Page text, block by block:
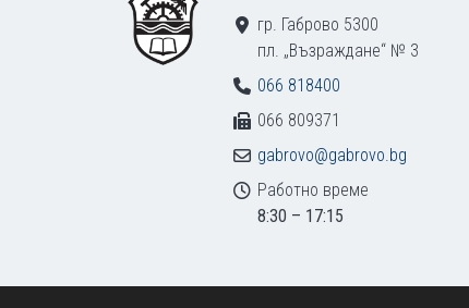
гр. Габрово 5300
пл. „Възраждане“ № 3
066 818400
066 809371
gabrovo@gabrovo.bg
Работно време
8:30 – 17:15